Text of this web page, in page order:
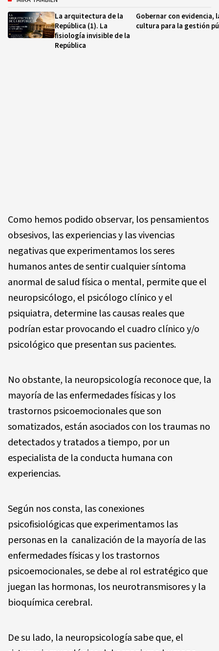
La arquitectura de la
República (1). La
fisiología invisible de la
República
Gobernar con evidencia,
cultura para la gestión
Como hemos podido observar, los pensamientos
obsesivos, las experiencias y las vivencias
negativas que experimentamos los seres
humanos antes de sentir cualquier síntoma
anormal de salud física o mental, permite que el
neuropsicólogo, el psicólogo clínico y el
psiquiatra, determine las causas reales que
podrían estar provocando el cuadro clínico y/o
psicológico que presentan sus pacientes.
No obstante, la neuropsicología reconoce que, la
mayoría de las enfermedades físicas y los
trastornos psicoemocionales que son
somatizados, están asociados con los traumas no
detectados y tratados a tiempo, por un
especialista de la conducta humana con
experiencias.
Según nos consta, las conexiones
psicofisiológicas que experimentamos las
personas en la canalización de la mayoría de las
enfermedades físicas y los trastornos
psicoemocionales, se debe al rol estratégico que
juegan las hormonas, los neurotransmisores y la
bioquímica cerebral.
De su lado, la neuropsicología sabe que, el